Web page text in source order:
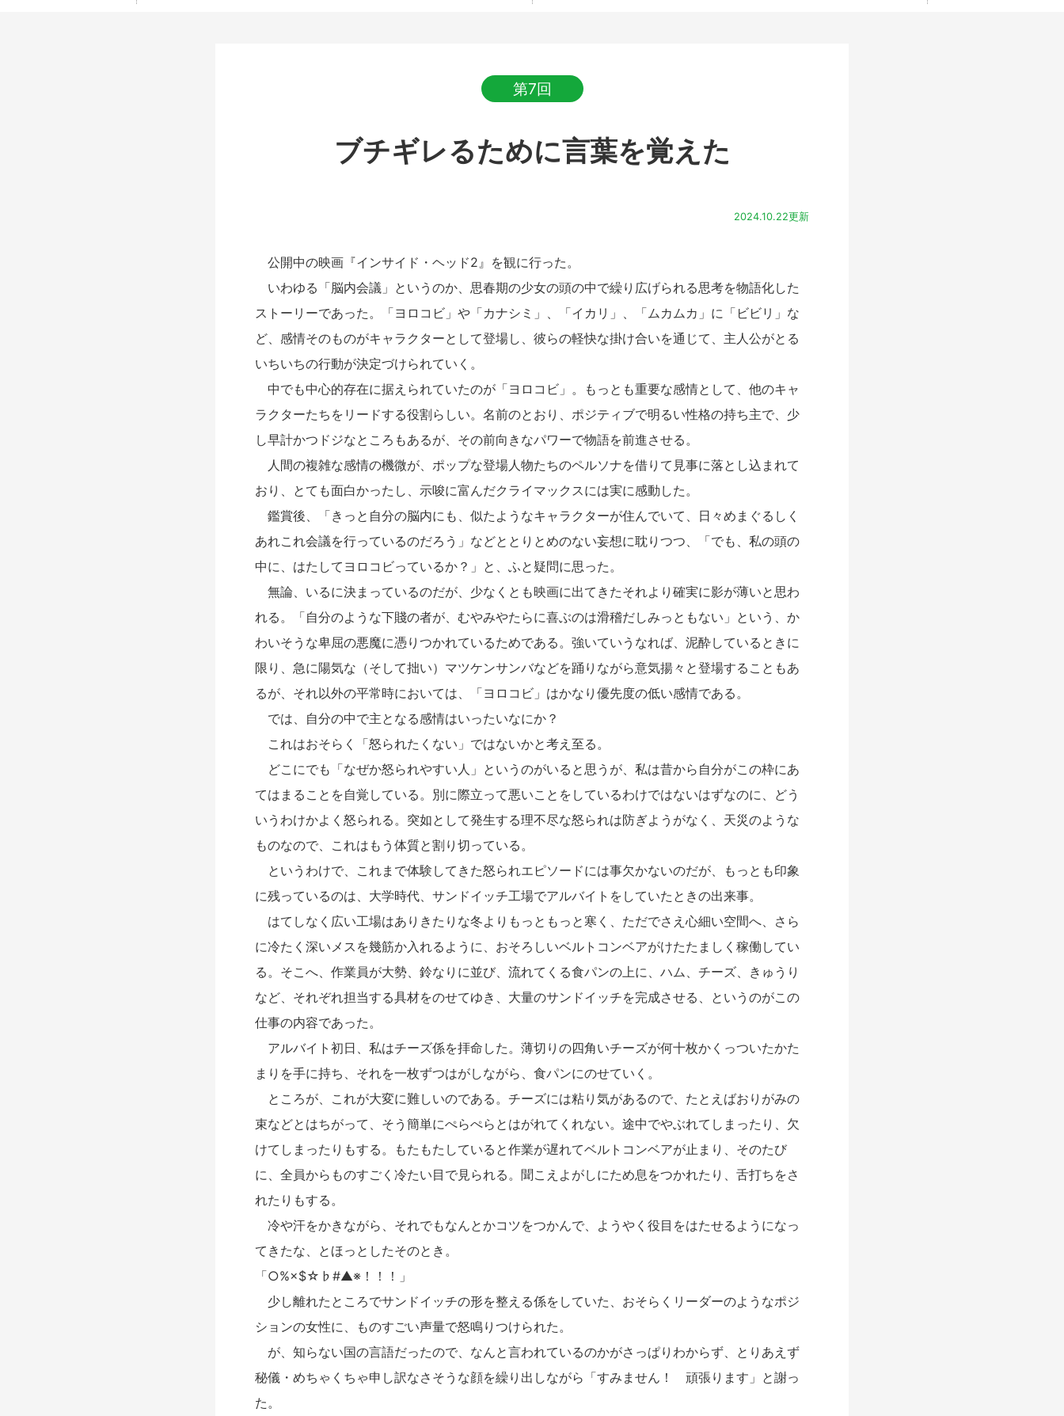
第7回
ブチギレるために言葉を覚えた
2024.10.22更新
公開中の映画『インサイド・ヘッド2』を観に行った。
いわゆる「脳内会議」というのか、思春期の少女の頭の中で繰り広げられる思考を物語化した
ストーリーであった。「ヨロコビ」や「カナシミ」、「イカリ」、「ムカムカ」に「ビビリ」な
ど、感情そのものがキャラクターとして登場し、彼らの軽快な掛け合いを通じて、主人公がとる
いちいちの行動が決定づけられていく。
中でも中心的存在に据えられていたのが「ヨロコビ」。もっとも重要な感情として、他のキャ
ラクターたちをリードする役割らしい。名前のとおり、ポジティブで明るい性格の持ち主で、少
し早計かつドジなところもあるが、その前向きなパワーで物語を前進させる。
人間の複雑な感情の機微が、ポップな登場人物たちのペルソナを借りて見事に落とし込まれて
おり、とても面白かったし、示唆に富んだクライマックスには実に感動した。
鑑賞後、「きっと自分の脳内にも、似たようなキャラクターが住んでいて、日々めまぐるしく
あれこれ会議を行っているのだろう」などととりとめのない妄想に耽りつつ、「でも、私の頭の
中に、はたしてヨロコビっているか？」と、ふと疑問に思った。
無論、いるに決まっているのだが、少なくとも映画に出てきたそれより確実に影が薄いと思わ
れる。「自分のような下賤の者が、むやみやたらに喜ぶのは滑稽だしみっともない」という、か
わいそうな卑屈の悪魔に憑りつかれているためである。強いていうなれば、泥酔しているときに
限り、急に陽気な（そして拙い）マツケンサンバなどを踊りながら意気揚々と登場することもあ
るが、それ以外の平常時においては、「ヨロコビ」はかなり優先度の低い感情である。
では、自分の中で主となる感情はいったいなにか？
これはおそらく「怒られたくない」ではないかと考え至る。
どこにでも「なぜか怒られやすい人」というのがいると思うが、私は昔から自分がこの枠にあ
てはまることを自覚している。別に際立って悪いことをしているわけではないはずなのに、どう
いうわけかよく怒られる。突如として発生する理不尽な怒られは防ぎようがなく、天災のような
ものなので、これはもう体質と割り切っている。
というわけで、これまで体験してきた怒られエピソードには事欠かないのだが、もっとも印象
に残っているのは、大学時代、サンドイッチ工場でアルバイトをしていたときの出来事。
はてしなく広い工場はありきたりな冬よりもっともっと寒く、ただでさえ心細い空間へ、さら
に冷たく深いメスを幾筋か入れるように、おそろしいベルトコンベアがけたたましく稼働してい
る。そこへ、作業員が大勢、鈴なりに並び、流れてくる食パンの上に、ハム、チーズ、きゅうり
など、それぞれ担当する具材をのせてゆき、大量のサンドイッチを完成させる、というのがこの
仕事の内容であった。
アルバイト初日、私はチーズ係を拝命した。薄切りの四角いチーズが何十枚かくっついたかた
まりを手に持ち、それを一枚ずつはがしながら、食パンにのせていく。
ところが、これが大変に難しいのである。チーズには粘り気があるので、たとえばおりがみの
束などとはちがって、そう簡単にぺらぺらとはがれてくれない。途中でやぶれてしまったり、欠
けてしまったりもする。もたもたしていると作業が遅れてベルトコンベアが止まり、そのたび
に、全員からものすごく冷たい目で見られる。聞こえよがしにため息をつかれたり、舌打ちをさ
れたりもする。
冷や汗をかきながら、それでもなんとかコツをつかんで、ようやく役目をはたせるようになっ
てきたな、とほっとしたそのとき。
「○%×$☆♭#▲※！！！」
少し離れたところでサンドイッチの形を整える係をしていた、おそらくリーダーのようなポジ
ションの女性に、ものすごい声量で怒鳴りつけられた。
が、知らない国の言語だったので、なんと言われているのかがさっぱりわからず、とりあえず
秘儀・めちゃくちゃ申し訳なさそうな顔を繰り出しながら「すみません！ 頑張ります」と謝っ
た。